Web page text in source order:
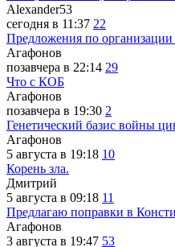
Alexander53
сегодня в 11:37 22
Предложения по
Агафонов
позавчера в 22:14 29
Что с КОБ
Агафонов
позавчера в 19:30 2
Генетический базис войны
Агафонов
5 августа в 19:18 10
Корень зла.
Дмитрий
5 августа в 09:18 11
Предлагаю поправки в
Агафонов
3 августа в 19:47 53